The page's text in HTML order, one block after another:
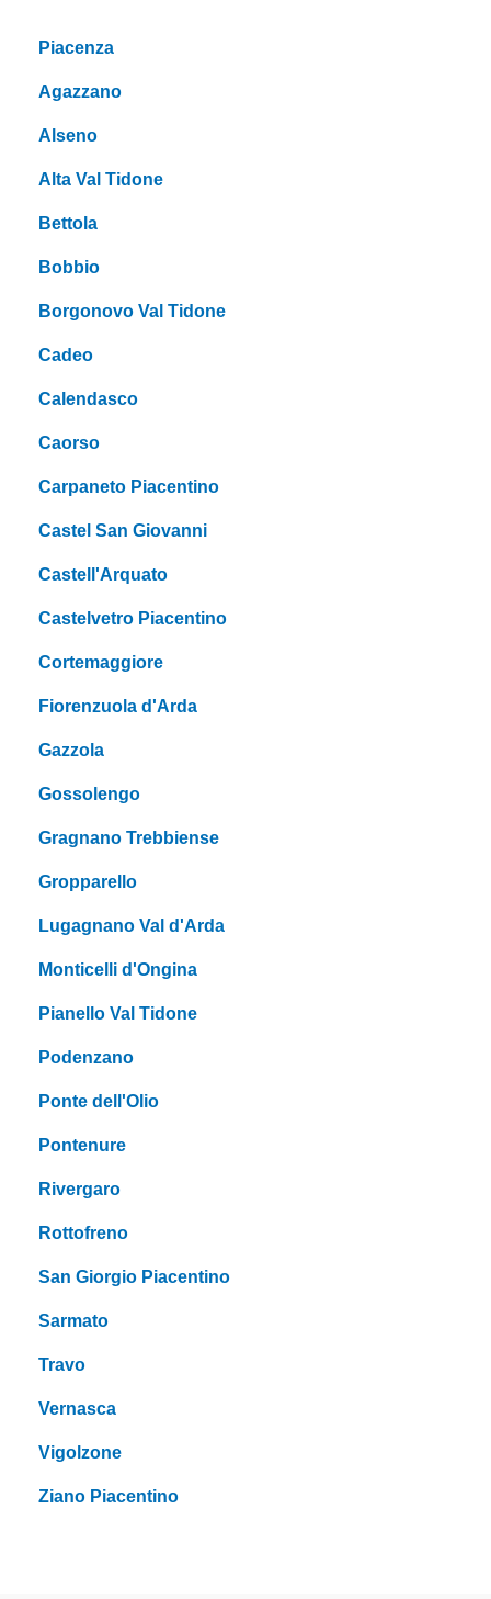
Piacenza
Agazzano
Alseno
Alta Val Tidone
Bettola
Bobbio
Borgonovo Val Tidone
Cadeo
Calendasco
Caorso
Carpaneto Piacentino
Castel San Giovanni
Castell'Arquato
Castelvetro Piacentino
Cortemaggiore
Fiorenzuola d'Arda
Gazzola
Gossolengo
Gragnano Trebbiense
Gropparello
Lugagnano Val d'Arda
Monticelli d'Ongina
Pianello Val Tidone
Podenzano
Ponte dell'Olio
Pontenure
Rivergaro
Rottofreno
San Giorgio Piacentino
Sarmato
Travo
Vernasca
Vigolzone
Ziano Piacentino